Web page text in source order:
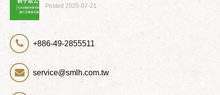
Posted 2025-07-21
+886-49-2855511
service@smlh.com.tw